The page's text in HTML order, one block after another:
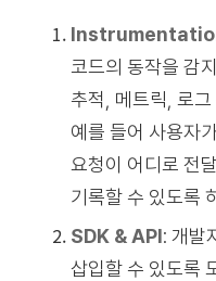
코드의 동작을 감
추적, 메트릭, 로
예를 들어 사용자
요청이 어디로 전
기록할 수 있도록
SDK & API: 개발
삽입할 수 있도록